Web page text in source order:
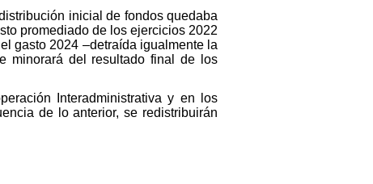
inicial de fondos quedaba
promediado de los ejercicios 2022
gasto 2024 –detraída igualmente la
minorará del resultado final de los
Interadministrativa y en los
de lo anterior, se redistribuirán